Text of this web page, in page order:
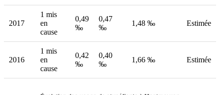
2017
1 mis
en
cause
0,49
‰
0,47
‰
1,48 ‰ Estimée
2016
1 mis
en
cause
0,42
‰
0,40
‰
1,66 ‰ Estimée